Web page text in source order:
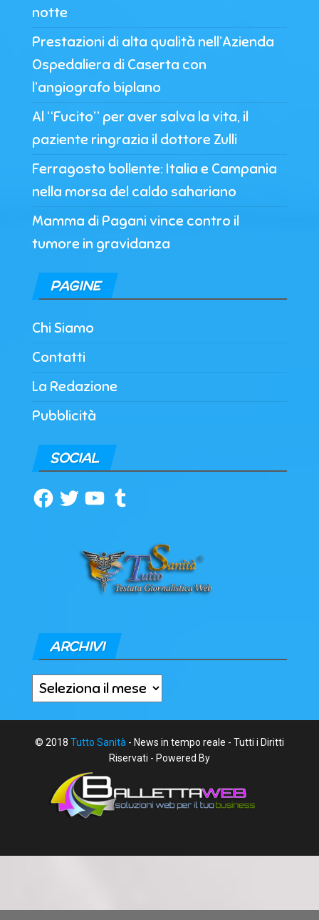
notte
Prestazioni di alta qualità nell’Azienda
Ospedaliera di Caserta con
l’angiografo biplano
Al “Fucito” per aver salva la vita, il
paziente ringrazia il dottore Zulli
Ferragosto bollente: Italia e Campania
nella morsa del caldo sahariano
Mamma di Pagani vince contro il
tumore in gravidanza
PAGINE
Chi Siamo
Contatti
La Redazione
Pubblicità
SOCIAL
Facebook
TwitterYouTubeTumblr
ARCHIVI
Archivi
© 2018 Tutto Sanità - News in tempo reale - Tutti i Diritti
Riservati - Powered By